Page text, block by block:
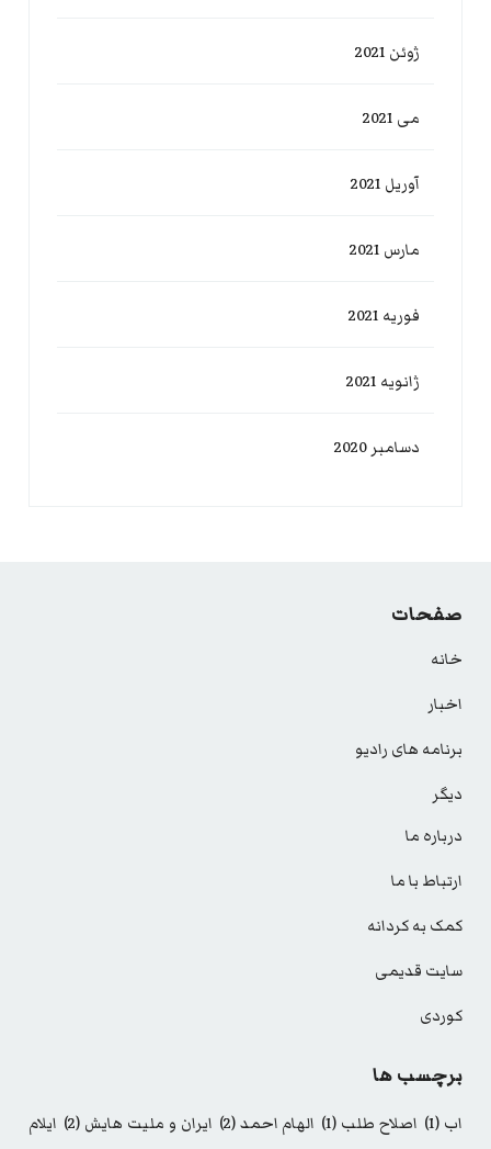
ژوئن 2021
می 2021
آوریل 2021
مارس 2021
فوریه 2021
ژانویه 2021
دسامبر 2020
صفحات
خانه
اخبار
برنامه های رادیو
دیگر
درباره ما
ارتباط با ما
کمک به کردانه
سایت قدیمی
کوردی
برچسب ها
اب (1) اصلاح طلب (1) الهام احمد(2) ایران و ملیت هایش (2)
ایلام